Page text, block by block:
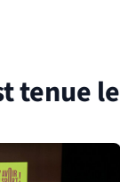
tenue le